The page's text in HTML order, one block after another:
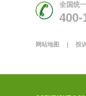
全国统
400-
网站地图 投